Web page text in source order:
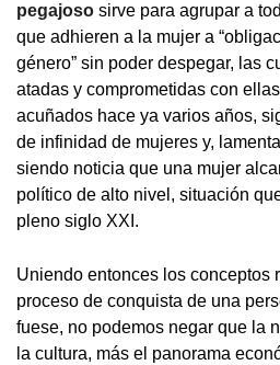
pegajoso sirve para agrupar a
que adhieren a la mujer a
género” sin poder despegar, las
atadas y comprometidas con
acuñados hace ya varios años,
de infinidad de mujeres y,
siendo noticia que una mujer
político de alto nivel, situación
pleno siglo XXI.
Uniendo entonces los conceptos
proceso de conquista de una
fuese, no podemos negar que la
la cultura, más el panorama